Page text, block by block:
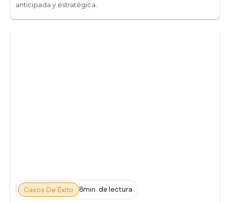
anticipada y estratégica.
Casos De Éxito 8min. de lectura